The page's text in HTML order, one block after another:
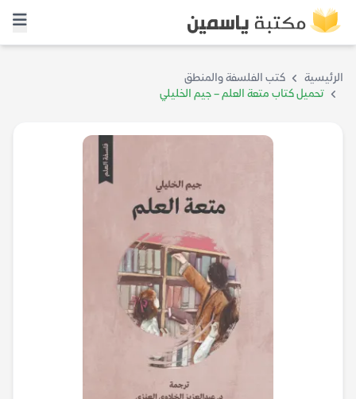
الرئيسية
كتب الفلسفة والمنطق
تحميل كتاب متعة العلم – جيم الخليلي